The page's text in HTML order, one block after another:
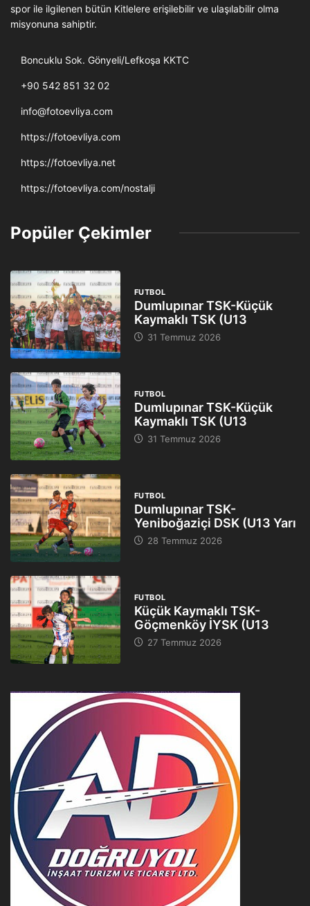
spor ile ilgilenen bütün Kitlelere erişilebilir ve ulaşılabilir olma
misyonuna sahiptir.
Boncuklu Sok. Gönyeli/Lefkoşa KKTC
+90 542 851 32 02
info@fotoevliya.com
https://fotoevliya.com
https://fotoevliya.net
https://fotoevliya.com/nostalji
Popüler Çekimler
FUTBOL
Dumlupınar TSK-Küçük
Kaymaklı TSK (U13
31 Temmuz 2026
FUTBOL
Dumlupınar TSK-Küçük
Kaymaklı TSK (U13
31 Temmuz 2026
FUTBOL
Dumlupınar TSK-
Yeniboğaziçi DSK (U13 Yarı
28 Temmuz 2026
FUTBOL
Küçük Kaymaklı TSK-
Göçmenköy İYSK (U13
27 Temmuz 2026